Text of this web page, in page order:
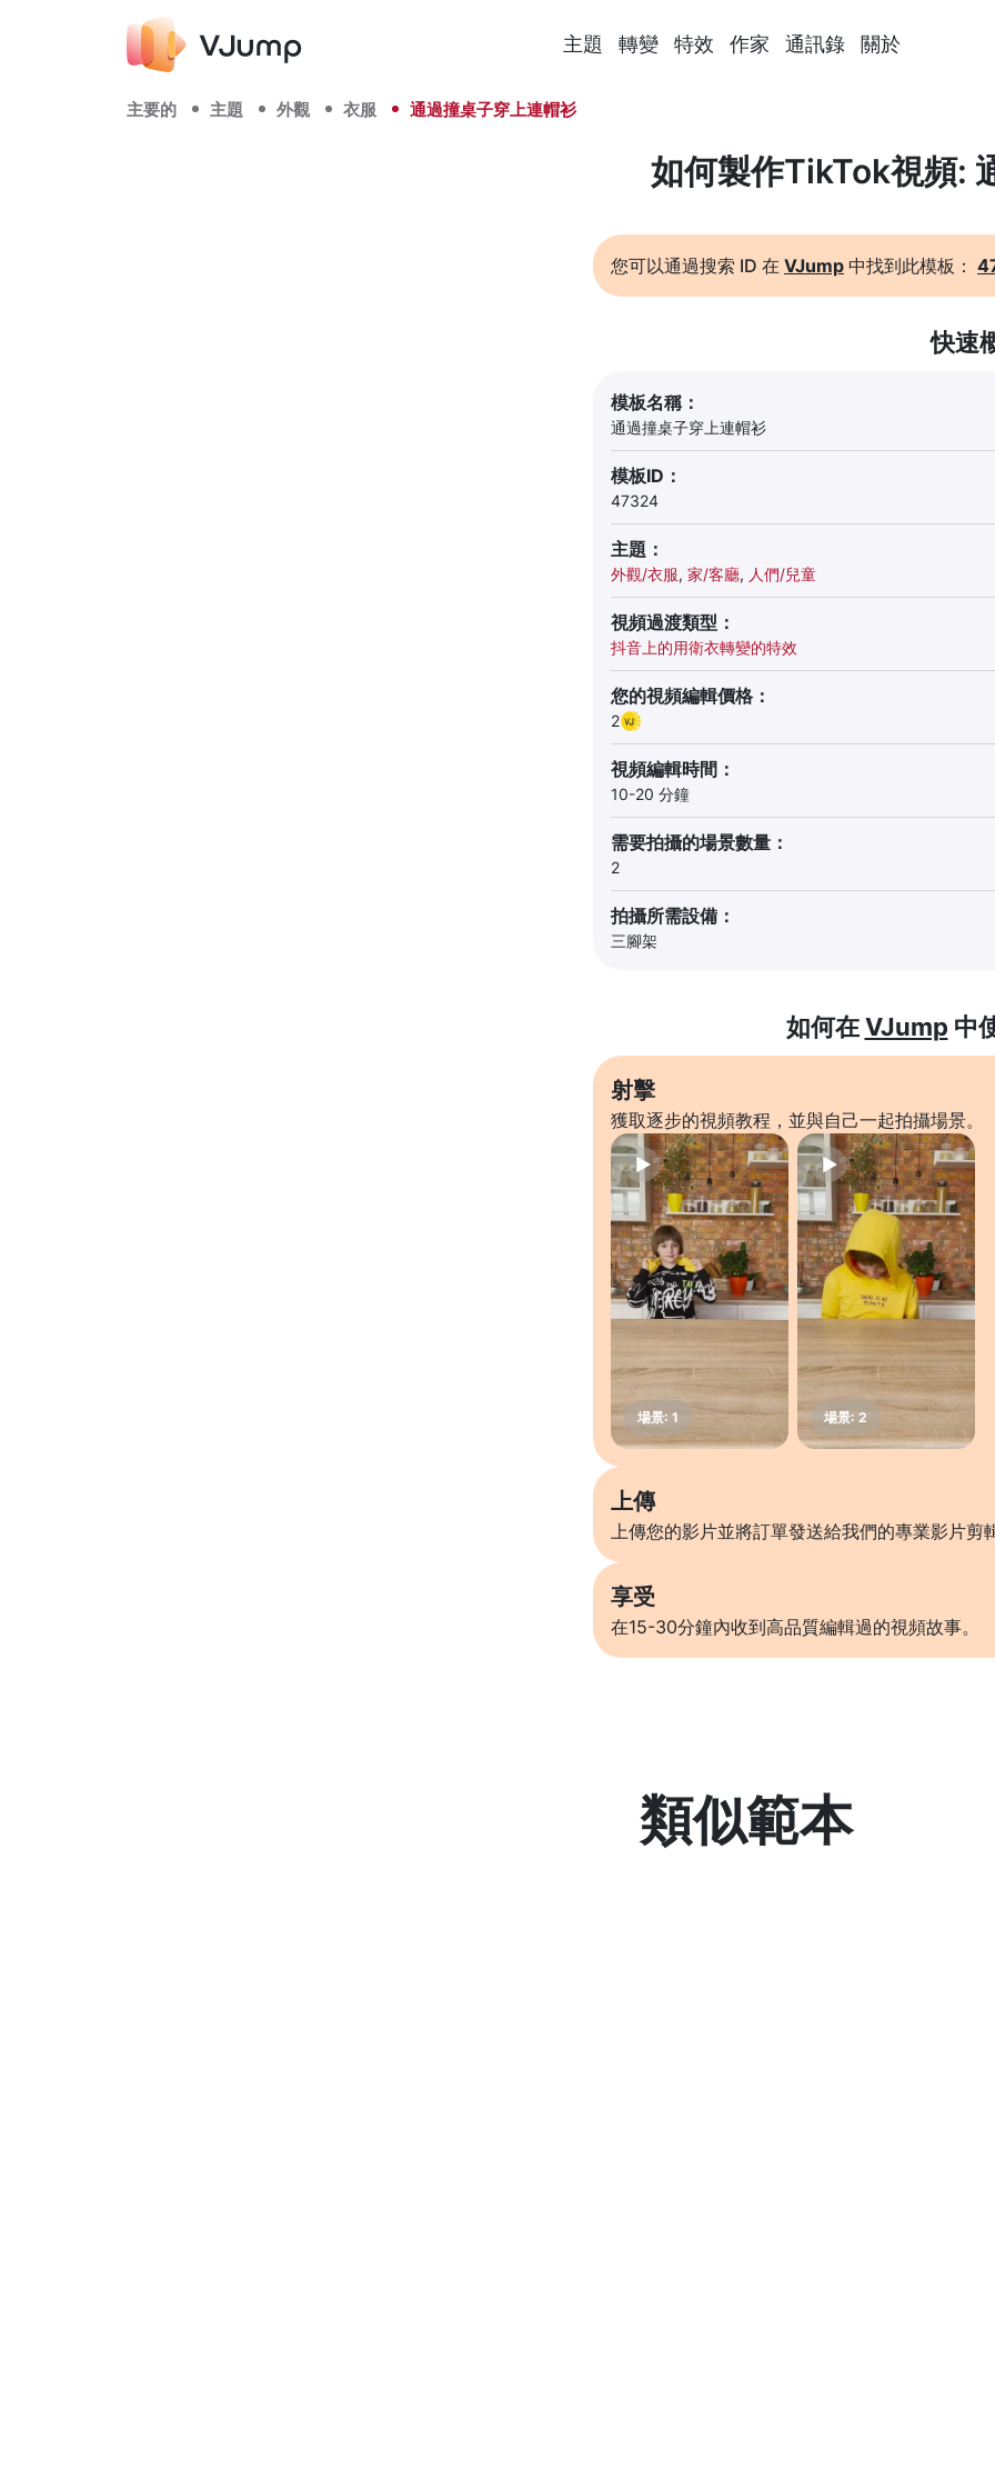
主題 轉變 特效 作家 通訊錄 關於
主要的 主題 外觀 衣服 通過撞桌子穿上連帽衫
如何製作TikTok視頻:
您可以通過搜索 ID 在 VJump 中找到此模板：
快速
模板名稱：
通過撞桌子穿上連帽衫
模板ID：
47324
主題：
外觀/衣服, 家/客廳, 人們/兒童
視頻過渡類型：
抖音上的用衛衣轉變的特效
您的視頻編輯價格：
2
視頻編輯時間：
10-20 分鐘
需要拍攝的場景數量：
2
拍攝所需設備：
三腳架
如何在VJump 中
射擊
獲取逐步的視頻教程，並與自己一起拍攝場景。
上傳
上傳您的影片並將訂單發送給我們的專業影片剪
享受
在15-30分鐘內收到高品質編輯過的視頻故事。
類似範本